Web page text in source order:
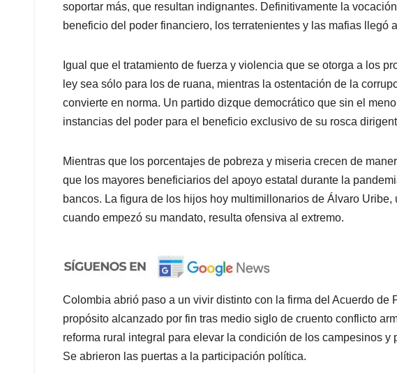
soportar más, que resultan indignantes. Definitivamente la
beneficio del poder financiero, los terratenientes y las mafias llegó
Igual que el tratamiento de fuerza y violencia que se otorga a los
ley sea sólo para los de ruana, mientras la ostentación de la
convierte en norma. Un partido dizque democrático que sin el
instancias del poder para el beneficio exclusivo de su rosca
Mientras que los porcentajes de pobreza y miseria crecen de
que los mayores beneficiarios del apoyo estatal durante la
bancos. La figura de los hijos hoy multimillonarios de Álvaro
cuando empezó su mandato, resulta ofensiva al extremo.
Colombia abrió paso a un vivir distinto con la firma del Acuerdo de
propósito alcanzado por fin tras medio siglo de cruento conflicto
reforma rural integral para elevar la condición de los campesinos y
Se abrieron las puertas a la participación política.